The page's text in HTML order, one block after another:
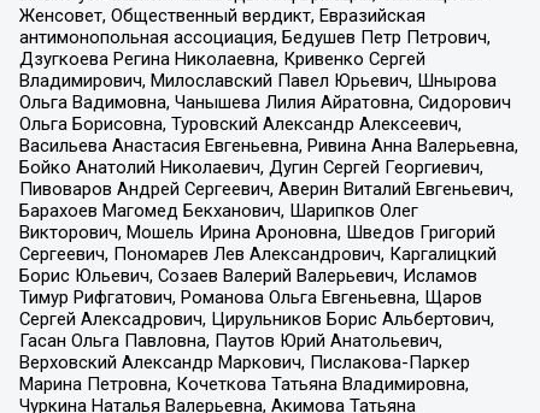
Женсовет, Общественный вердикт, Евразийская
антимонопольная ассоциация, Бедушев Петр Петрович,
Дзугкоева Регина Николаевна, Кривенко Сергей
Владимирович, Милославский Павел Юрьевич, Шнырова
Ольга Вадимовна, Чанышева Лилия Айратовна, Сидорович
Ольга Борисовна, Туровский Александр Алексеевич,
Васильева Анастасия Евгеньевна, Ривина Анна Валерьевна,
Бойко Анатолий Николаевич, Дугин Сергей Георгиевич,
Пивоваров Андрей Сергеевич, Аверин Виталий Евгеньевич,
Барахоев Магомед Бекханович, Шарипков Олег
Викторович, Мошель Ирина Ароновна, Шведов Григорий
Сергеевич, Пономарев Лев Александрович, Каргалицкий
Борис Юльевич, Созаев Валерий Валерьевич, Исламов
Тимур Рифгатович, Романова Ольга Евгеньевна, Щаров
Сергей Алексадрович, Цирульников Борис Альбертович,
Гасан Ольга Павловна, Паутов Юрий Анатольевич,
Верховский Александр Маркович, Пислакова-Паркер
Марина Петровна, Кочеткова Татьяна Владимировна,
Чуркина Наталья Валерьевна, Акимова Татьяна